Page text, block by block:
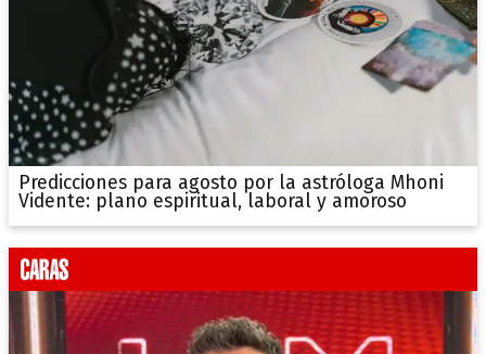
Predicciones para agosto por la astróloga Mhoni
Vidente: plano espiritual, laboral y amoroso